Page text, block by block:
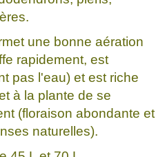
une bonne aération
rapidement, est
pas l'eau) et est riche
à la plante de se
(floraison abondante et
naturelles).